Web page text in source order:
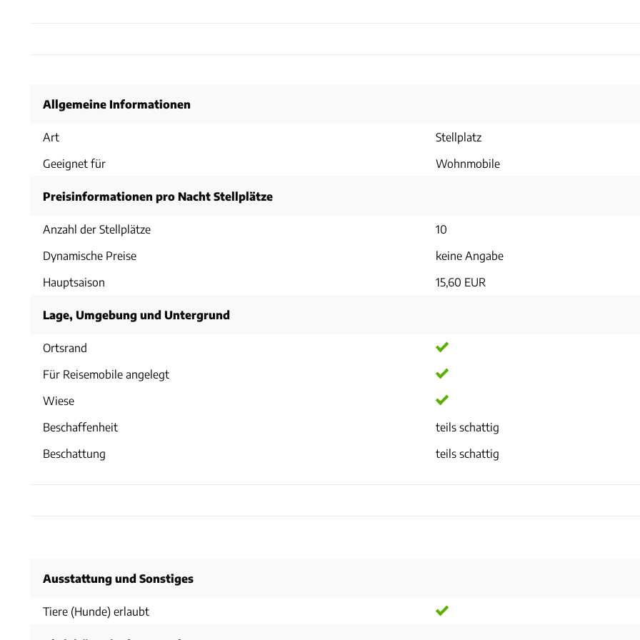
Allgemeine Informationen
Art
Stellplatz
Geeignet für
Wohnmobile
Preisinformationen pro Nacht Stellplätze
Anzahl der Stellplätze
10
Dynamische Preise
keine Angabe
Hauptsaison
15,60 EUR
Lage, Umgebung und Untergrund
Ortsrand
Für Reisemobile angelegt
Wiese
Beschaffenheit
teils schattig
Beschattung
teils schattig
Ausstattung und Sonstiges
Tiere (Hunde) erlaubt